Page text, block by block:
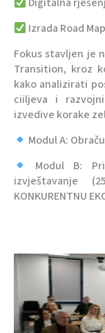
Digitalna
Izrada Road
Fokus stavljen je
Transition, kroz
kako analizirati
ciiljeva i
izvedive korake
Modul A:
Modul B:
izvještavanje
KONKURENTNU